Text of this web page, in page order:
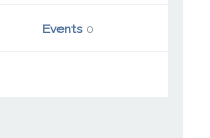
Events 0